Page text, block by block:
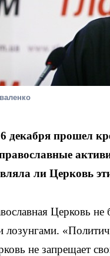
декабря прошел
ли Церковь
Церковь не
лозунгами.
не запрещает